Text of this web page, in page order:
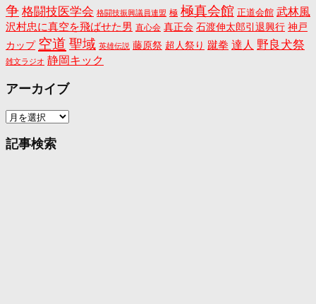
争 格闘技医学会 格闘技振興議員連盟 極 極真会館 正道会館 武林風
沢村忠に真空を飛ばせた男 直心会 真正会 石渡伸太郎引退興行 神戸
カップ 空道 聖域 英雄伝説 藤原祭 超人祭り 蹴拳 達人 野良犬祭
雑文ラジオ 静岡キック
アーカイブ
ア
カ
記事検索